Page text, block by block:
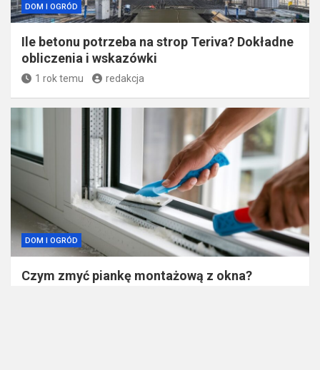
DOM I OGRÓD
Ile betonu potrzeba na strop Teriva? Dokładne
obliczenia i wskazówki
1 rok temu redakcja
DOM I OGRÓD
Czym zmyć piankę montażową z okna?